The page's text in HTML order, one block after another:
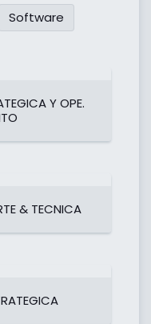
Software
Y OPE.
& TECNICA